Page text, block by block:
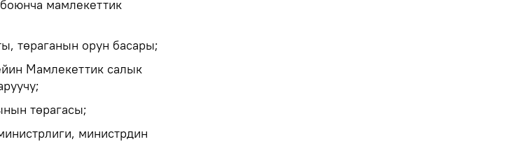
мамлекеттик
төраганын орун басары;
Мамлекеттик салык
төрагасы;
министрдин